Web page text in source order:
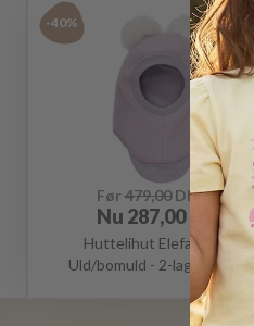
-40%
Før479,00DKK
Nu 287,00 DKK
Huttelihut Elefanthue -
Uld/bomuld - 2-lags - Alpaca
kvaster - Nirvana